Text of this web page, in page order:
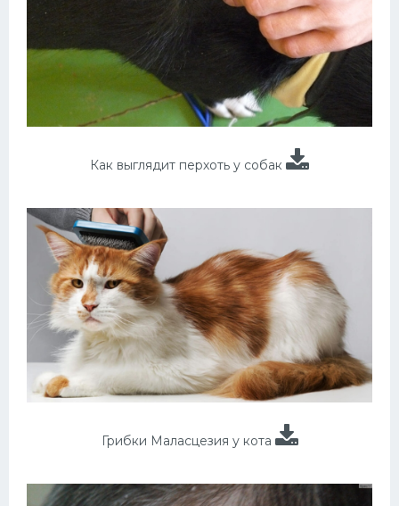
Как выглядит перхоть у собак
Грибки Маласцезия у кота